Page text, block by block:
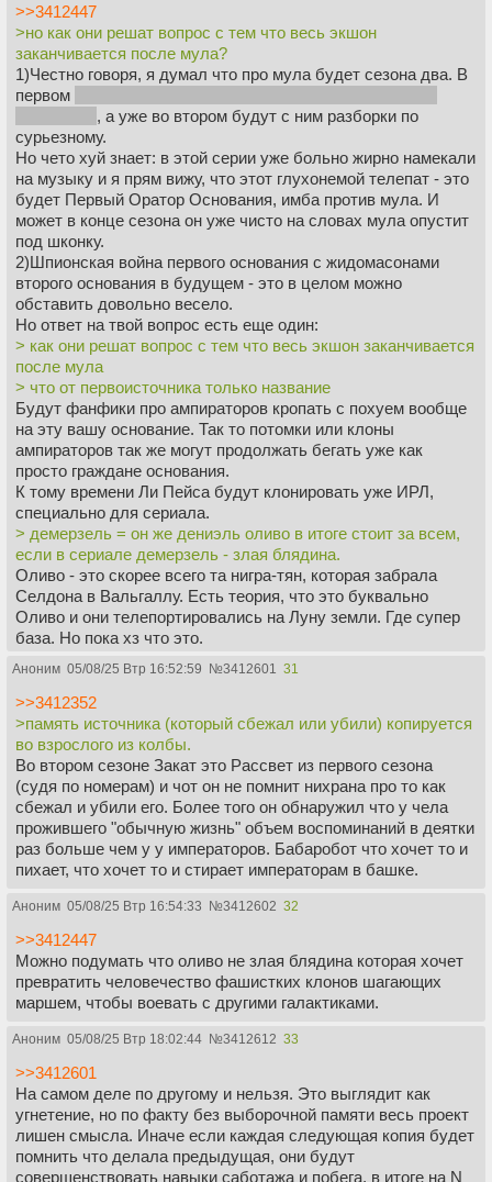
>>3412447
>но как они решат вопрос с тем что весь экшон
заканчивается после мула?
1)Честно говоря, я думал что про мула будет сезона два. В
первом
, а уже во втором будут с ним разборки по
сурьезному.
Но чето хуй знает: в этой серии уже больно жирно намекали
на музыку и я прям вижу, что этот глухонемой телепат - это
будет Первый Оратор Основания, имба против мула. И
может в конце сезона он уже чисто на словах мула опустит
под шконку.
2)Шпионская война первого основания с жидомасонами
второго основания в будущем - это в целом можно
обставить довольно весело.
Но ответ на твой вопрос есть еще один:
> как они решат вопрос с тем что весь экшон заканчивается
после мула
> что от первоисточника только название
Будут фанфики про ампираторов кропать с похуем вообще
на эту вашу основание. Так то потомки или клоны
ампираторов так же могут продолжать бегать уже как
просто граждане основания.
К тому времени Ли Пейса будут клонировать уже ИРЛ,
специально для сериала.
> демерзель = он же дениэль оливо в итоге стоит за всем,
если в сериале демерзель - злая блядина.
Оливо - это скорее всего та нигра-тян, которая забрала
Селдона в Вальгаллу. Есть теория, что это буквально
Оливо и они телепортировались на Луну земли. Где супер
база. Но пока хз что это.
Я не читал уже этого. Они что там реально по книгам
превратили человечество в разум-улья?
Аноним 05/08/25 Втр 16:52:59 №3412601 31
>>3412352
>память источника (который сбежал или убили) копируется
во взрослого из колбы.
Во втором сезоне Закат это Рассвет из первого сезона
(судя по номерам) и чот он не помнит нихрана про то как
сбежал и убили его. Более того он обнаружил что у чела
прожившего "обычную жизнь" объем воспоминаний в деятки
раз больше чем у у императоров. Бабаробот что хочет то и
пихает, что хочет то и стирает императорам в башке.
Аноним 05/08/25 Втр 16:54:33 №3412602 32
>>3412447
Можно подумать что оливо не злая блядина которая хочет
превратить человечество фашистких клонов шагающих
маршем, чтобы воевать с другими галактиками.
Аноним 05/08/25 Втр 18:02:44 №3412612 33
>>3412601
На самом деле по другому и нельзя. Это выглядит как
угнетение, но по факту без выборочной памяти весь проект
лишен смысла. Иначе если каждая следующая копия будет
помнить что делала предыдущая, они будут
совершенствовать навыки саботажа и побега, в итоге на N